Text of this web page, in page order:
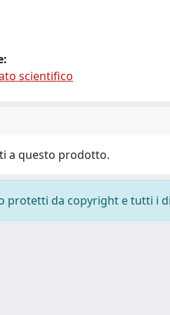
scientifico
a questo prodotto.
protetti da copyright e tutti i